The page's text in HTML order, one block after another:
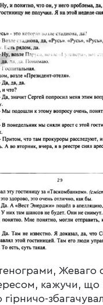
Жеваго
кажучи, що
гірничо-